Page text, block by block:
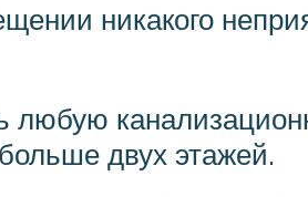
никакого
любую
двух этажей.